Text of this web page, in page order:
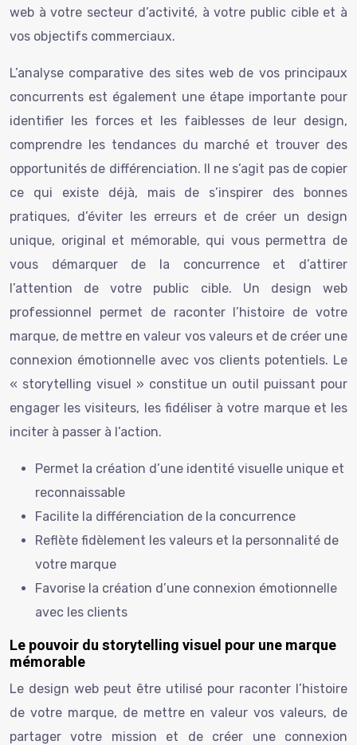
web à votre secteur d’activité, à votre public cible et à
vos objectifs commerciaux.
L’analyse comparative des sites web de vos principaux
concurrents est également une étape importante pour
identifier les forces et les faiblesses de leur design,
comprendre les tendances du marché et trouver des
opportunités de différenciation. Il ne s’agit pas de copier
ce qui existe déjà, mais de s’inspirer des bonnes
pratiques, d’éviter les erreurs et de créer un design
unique, original et mémorable, qui vous permettra de
vous démarquer de la concurrence et d’attirer
l’attention de votre public cible. Un design web
professionnel permet de raconter l’histoire de votre
marque, de mettre en valeur vos valeurs et de créer une
connexion émotionnelle avec vos clients potentiels. Le
« storytelling visuel » constitue un outil puissant pour
engager les visiteurs, les fidéliser à votre marque et les
inciter à passer à l’action.
Permet la création d’une identité visuelle unique et
reconnaissable
Facilite la différenciation de la concurrence
Reflète fidèlement les valeurs et la personnalité de
votre marque
Favorise la création d’une connexion émotionnelle
avec les clients
Le pouvoir du storytelling visuel pour une marque
mémorable
Le design web peut être utilisé pour raconter l’histoire
de votre marque, de mettre en valeur vos valeurs, de
partager votre mission et de créer une connexion